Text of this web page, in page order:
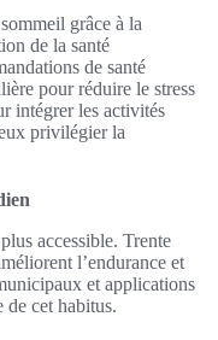
grâce à la
de la santé
de santé
pour réduire le stress
intégrer les activités
privilégier la
accessible. Trente
l’endurance et
et applications
de cet habitus.